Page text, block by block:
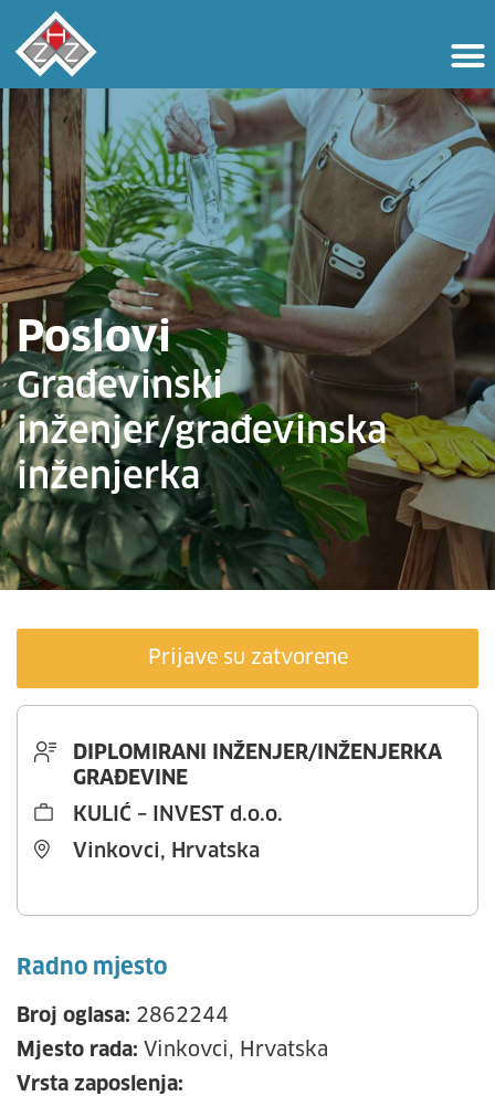
Poslovi
Građevinski
inženjer/građevinska
inženjerka
Prijave su zatvorene
DIPLOMIRANI INŽENJER/INŽENJERKA
GRAĐEVINE
KULIĆ – INVEST d.o.o.
Vinkovci, Hrvatska
Radno mjesto
Broj oglasa: 2862244
Mjesto rada: Vinkovci, Hrvatska
Vrsta zaposlenja: